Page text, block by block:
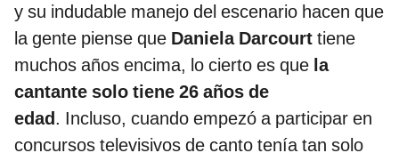
y su indudable manejo del escenario hacen que
la gente piense que Daniela Darcourt tiene
muchos años encima, lo cierto es que la
cantante solo tiene 26 años de
edad. Incluso, cuando empezó a participar en
concursos televisivos de canto tenía tan solo